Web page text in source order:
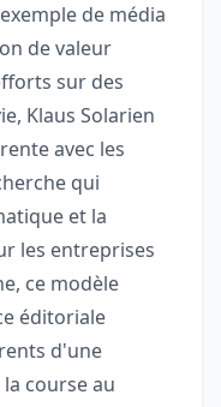
de média
de valeur
sur des
Klaus Solarien
avec les
qui
et la
les entreprises
ce modèle
éditoriale
d'une
course au